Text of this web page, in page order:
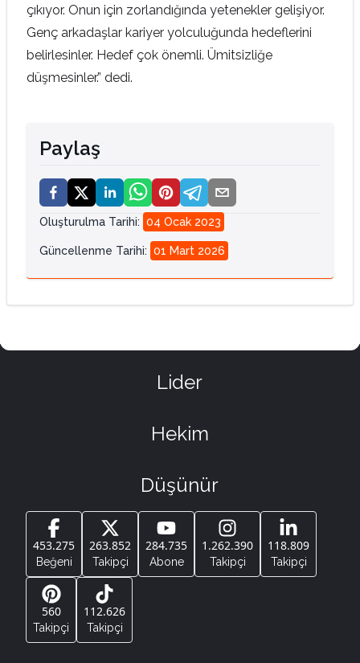
çıkıyor. Onun için zorlandığında yetenekler gelişiyor.
Genç arkadaşlar kariyer yolculuğunda hedeflerini
belirlesinler. Hedef çok önemli. Ümitsizliğe
düşmesinler.” dedi.
Paylaş
Oluşturulma Tarihi: 04 Ocak 2023
Güncellenme Tarihi: 01 Mart 2026
Lider
Hekim
Düşünür
453.275
Beğeni
263.852
Takipçi
284.735
Abone
1.262.390
Takipçi
118.809
Takipçi
560
Takipçi
112.626
Takipçi